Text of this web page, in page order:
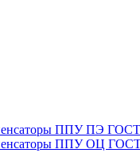
ППУ ПЭ ГОСТ
ППУ ОЦ ГОСТ